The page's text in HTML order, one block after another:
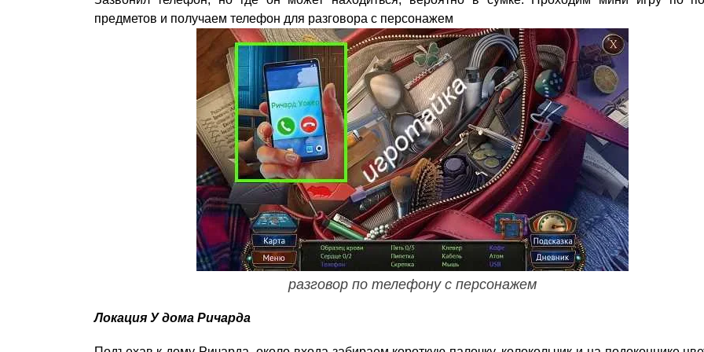
предметов и получаем телефон для разговора с персонажем
разговор по телефону с персонажем
Локация У дома Ричарда